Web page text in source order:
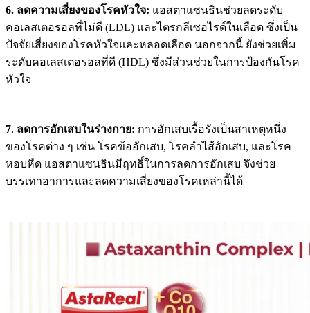
6. ลดความเสี่ยงของโรคหัวใจ: แอสตาแซนธินช่วยลดระดับ
คอเลสเตอรอลที่ไม่ดี (LDL) และไตรกลีเซอไรด์ในเลือด ซึ่งเป็น
ปัจจัยเสี่ยงของโรคหัวใจและหลอดเลือด นอกจากนี้ ยังช่วยเพิ่ม
ระดับคอเลสเตอรอลที่ดี (HDL) ซึ่งมีส่วนช่วยในการป้องกันโรค
หัวใจ
7. ลดการอักเสบในร่างกาย: การอักเสบเรื้อรังเป็นสาเหตุหนึ่ง
ของโรคต่าง ๆ เช่น โรคข้ออักเสบ, โรคลำไส้อักเสบ, และโรค
หอบหืด แอสตาแซนธินมีฤทธิ์ในการลดการอักเสบ จึงช่วย
บรรเทาอาการและลดความเสี่ยงของโรคเหล่านี้ได้